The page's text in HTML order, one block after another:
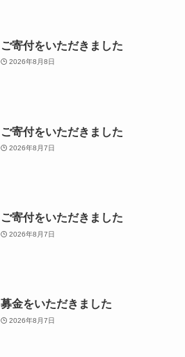
ご寄付をいただきました
2026年8月8日
ご寄付をいただきました
2026年8月7日
ご寄付をいただきました
2026年8月7日
募金をいただきました
2026年8月7日